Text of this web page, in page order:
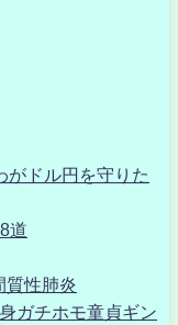
がドル円を守りた
道
性肺炎
ガチホモ童貞ギン